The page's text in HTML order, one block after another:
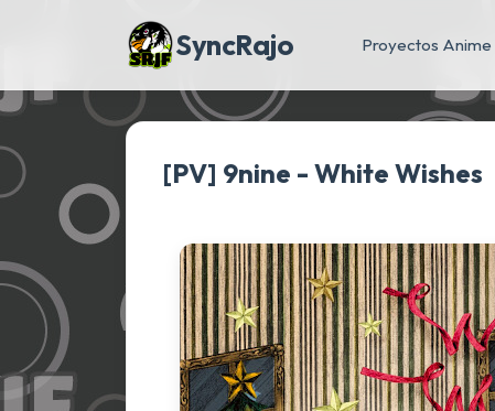
SyncRajo Proyectos Anime
[PV] 9nine - White Wishes